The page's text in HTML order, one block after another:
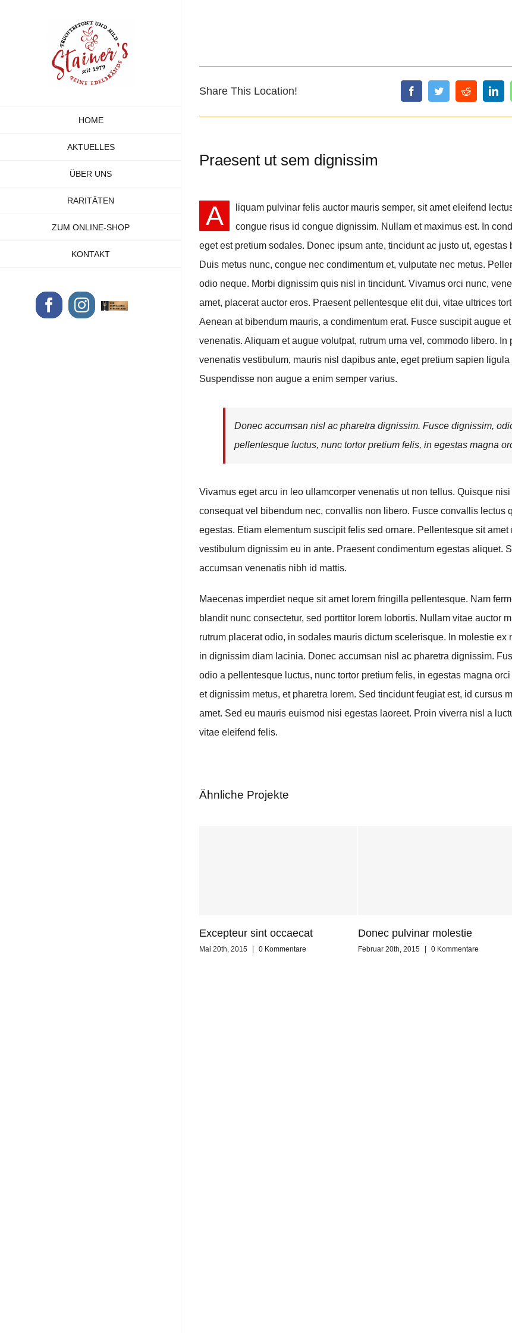
HOME
AKTUELLES
ÜBER UNS
RARITÄTEN
ZUM ONLINE-SHOP
KONTAKT
FacebookInstagramBenutzerdefiniert
Share This Location!
Praesent ut sem dignissim
A
liquam pulvinar felis auctor mauris semper, sit amet eleifend
congue risus id congue dignissim. Nullam et maximus est. In
eget est pretium sodales. Donec ipsum ante, tincidunt ac justo ut, egestas
Duis metus nunc, congue nec condimentum et, vulputate nec metus.
odio neque. Morbi dignissim quis nisl in tincidunt. Vivamus orci nunc,
amet, placerat auctor eros. Praesent pellentesque elit dui, vitae ultrices
Aenean at bibendum mauris, a condimentum erat. Fusce suscipit augue
venenatis. Aliquam et augue volutpat, rutrum urna vel, commodo libero. In
venenatis vestibulum, mauris nisl dapibus ante, eget pretium sapien ligula
Suspendisse non augue a enim semper varius.
Donec accumsan nisl ac pharetra dignissim. Fusce dignissim,
pellentesque luctus, nunc tortor pretium felis, in egestas magna
Vivamus eget arcu in leo ullamcorper venenatis ut non tellus. Quisque nisi
consequat vel bibendum nec, convallis non libero. Fusce convallis lectus
egestas. Etiam elementum suscipit felis sed ornare. Pellentesque sit amet
vestibulum dignissim eu in ante. Praesent condimentum egestas aliquet.
accumsan venenatis nibh id mattis.
Maecenas imperdiet neque sit amet lorem fringilla pellentesque. Nam
blandit nunc consectetur, sed porttitor lorem lobortis. Nullam vitae auctor
rutrum placerat odio, in sodales mauris dictum scelerisque. In molestie ex
in dignissim diam lacinia. Donec accumsan nisl ac pharetra dignissim.
odio a pellentesque luctus, nunc tortor pretium felis, in egestas magna
et dignissim metus, et pharetra lorem. Sed tincidunt feugiat est, id cursus
amet. Sed eu mauris euismod nisi egestas laoreet. Proin viverra nisl a
vitae eleifend felis.
Ähnliche Projekte
Excepteur sint occaecat
Mai 20th, 2015 0 Kommentare
Donec pulvinar molestie
Februar 20th, 2015 0 Kommentare